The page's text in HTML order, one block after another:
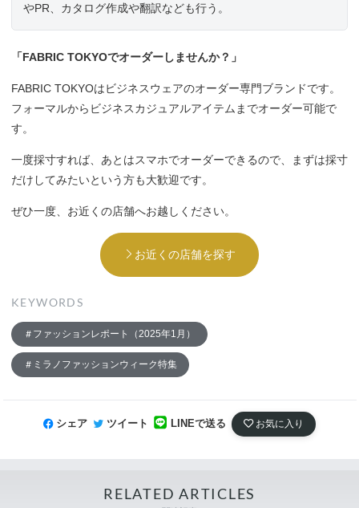
やPR、カタログ作成や翻訳なども行う。
「FABRIC TOKYOでオーダーしませんか？」
FABRIC TOKYOはビジネスウェアのオーダー専門ブランドです。
フォーマルからビジネスカジュアルアイテムまでオーダー可能で
す。
一度採寸すれば、あとはスマホでオーダーできるので、まずは採寸
だけしてみたいという方も大歓迎です。
ぜひ一度、お近くの店舗へお越しください。
お近くの店舗を探す
KEYWORDS
ファッションレポート（2025年1月）
ミラノファッションウィーク特集
シェア ツイート LINEで送る お気に入り
RELATED ARTICLES